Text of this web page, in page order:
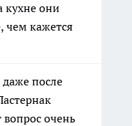
кухне они
чем кажется
после
вопрос очень